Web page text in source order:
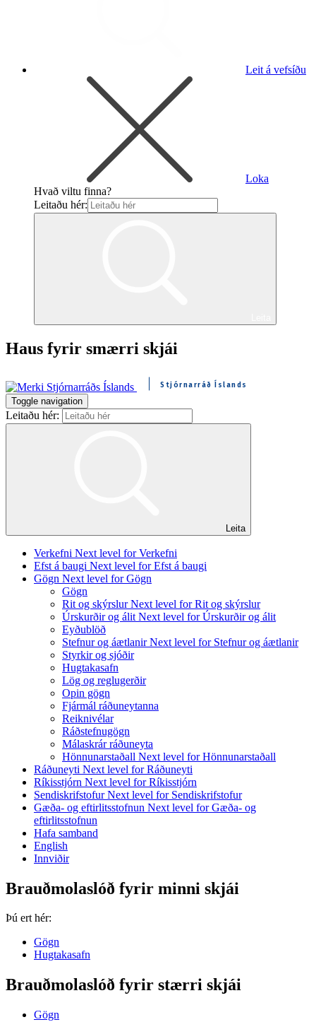
Leit á vefsíðu
Loka
Hvað viltu finna?
Leitaðu hér:
Haus fyrir smærri skjái
Stjórnarráð Íslands
Toggle navigation
Leitaðu hér:
Leita
Verkefni Next level for Verkefni
Efst á baugi Next level for Efst á baugi
Gögn Next level for Gögn
Gögn
Rit og skýrslurNext level for Rit og skýrslur
Úrskurðir og álit Next level for Úrskurðir og álit
Eyðublöð
Stefnur og áætlanirNext level for Stefnur og áætlanir
Styrkir og sjóðir
Hugtakasafn
Lög og reglugerðir
Opin gögn
Fjármál ráðuneytanna
Reiknivélar
Ráðstefnugögn
Málaskrár ráðuneyta
Hönnunarstaðall Next level for Hönnunarstaðall
Ráðuneyti Next level for Ráðuneyti
Ríkisstjórn Next level for Ríkisstjórn
SendiskrifstofurNext level for Sendiskrifstofur
Gæða- og eftirlitsstofnun Next level for Gæða- og
eftirlitsstofnun
Hafa samband
English
Innviðir
Brauðmolaslóð fyrir minni skjái
Þú ert hér:
Gögn
Hugtakasafn
Brauðmolaslóð fyrir stærri skjái
Gögn